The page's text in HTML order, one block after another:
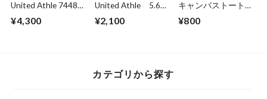
United Athle 7448-
01 T/C コーチ ジャ
ケット ジャケット
¥4,300
United Athle 5.6oz
ラグラン ロングス
リーブ Tシャツ（
¥2,100
キャンバストート
M size (品番：778-
TCC)
¥800
カテゴリから探す